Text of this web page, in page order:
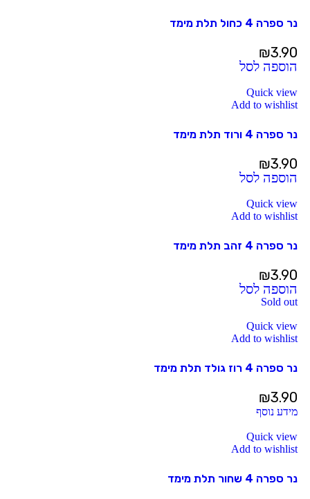
נר ספרה 4 כחול תלת מימד
₪3.90
הוספה לסל
Quick view
Add to wishlist
נר ספרה 4 ורוד תלת מימד
₪3.90
הוספה לסל
Quick view
Add to wishlist
נר ספרה 4 זהב תלת מימד
₪3.90
הוספה לסל
Sold out
Quick view
Add to wishlist
נר ספרה 4 רוז גולד תלת מימד
₪3.90
מידע נוסף
Quick view
Add to wishlist
נר ספרה 4 שחור תלת מימד